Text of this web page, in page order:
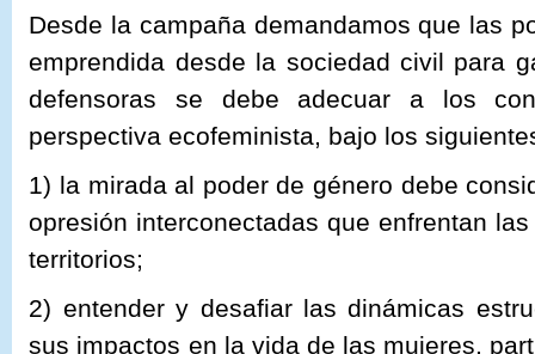
Desde la campaña demandamos que las
emprendida desde la sociedad civil para
defensoras se debe adecuar a los
perspectiva ecofeminista, bajo los
1) la mirada al poder de género debe
opresión interconectadas que enfrentan
territorios;
2) entender y desafiar las dinámicas
sus impactos en la vida de las mujeres,